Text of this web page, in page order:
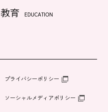
教育 EDUCATION
プライバシーポリシー
ソーシャルメディアポリシー